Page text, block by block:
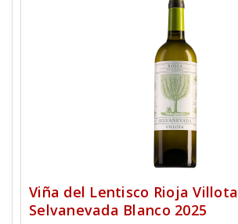
Viña del Lentisco Rioja Villota
Selvanevada Blanco 2025